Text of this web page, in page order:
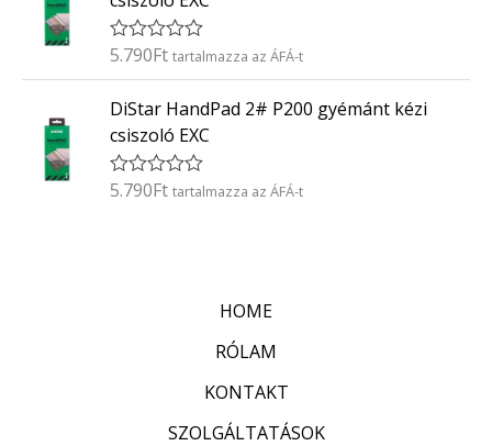
e
l
s
:
/
5
É
é
e
l
é
s
5.790Ft tartalmazza az ÁFÁ-t
DiStar HandPad 2# P200 gyémánt kézi
csiszoló EXC
É
5.790Ft tartalmazza az ÁFÁ-t
HOME
RÓLAM
KONTAKT
SZOLGÁLTATÁSOK